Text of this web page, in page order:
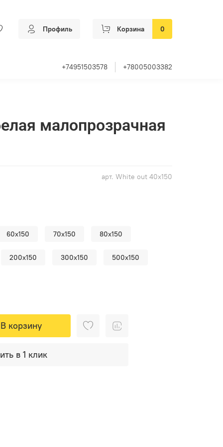
Профиль Корзина 0
+74951503578 +78005003382
арт. White out 40x150
малопрозрачная
В корзину
в 1 клик
60x150 70x150 80x150
200х150 300х150 500х150